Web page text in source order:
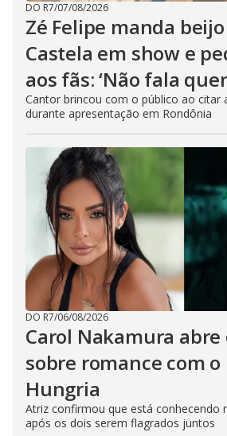
DO R7/07/08/2026
Zé Felipe manda
Castela em show e
aos fãs: ‘Não fala
Cantor brincou com o público ao citar
durante apresentação em Rondônia
DO R7/06/08/2026
Carol Nakamura abre
sobre romance com
Hungria
Atriz confirmou que está conhecendo
após os dois serem flagrados juntos